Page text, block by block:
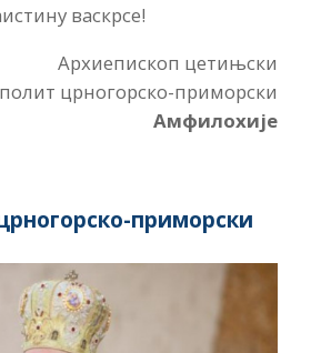
васкрсе!
Архиепископ цетињски
црногорско-приморски
Амфилохије
приморски